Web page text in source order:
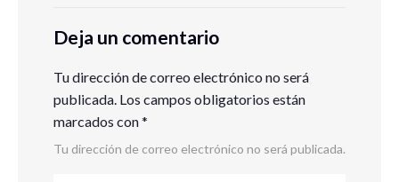
Deja un comentario
Tu dirección de correo electrónico no será
publicada. Los campos obligatorios están
marcados con*
Tu dirección de correo electrónico no será publicada.